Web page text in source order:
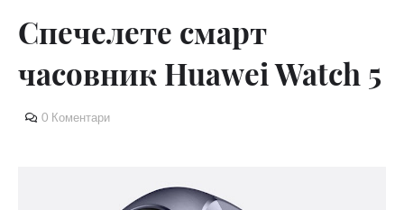
Спечелете смарт
часовник Huawei Watch 5
0 Коментари